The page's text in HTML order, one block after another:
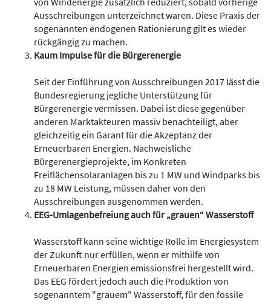
Ausschreibungen unterzeichnet waren. Diese Praxis der
sogenannten endogenen Rationierung gilt es wieder
rückgängig zu machen.
Kaum Impulse für die Bürgerenergie
Seit der Einführung von Ausschreibungen 2017 lässt die
Bundesregierung jegliche Unterstützung für
Bürgerenergie vermissen. Dabei ist diese gegenüber
anderen Marktakteuren massiv benachteiligt, aber
gleichzeitig ein Garant für die Akzeptanz der
Erneuerbaren Energien. Nachweisliche
Bürgerenergieprojekte, im Konkreten
Freiflächensolaranlagen bis zu 1 MW und Windparks bis
zu 18 MW Leistung, müssen daher von den
Ausschreibungen ausgenommen werden.
EEG-Umlagenbefreiung auch für „grauen“ Wasserstoff
Wasserstoff kann seine wichtige Rolle im Energiesystem
der Zukunft nur erfüllen, wenn er mithilfe von
Erneuerbaren Energien emissionsfrei hergestellt wird.
Das EEG fördert jedoch auch die Produktion von
sogenanntem "grauem" Wasserstoff, für den fossile